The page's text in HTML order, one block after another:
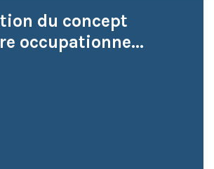
du concept
occupationne...